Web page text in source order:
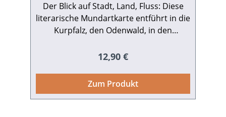
Der Blick auf Stadt, Land, Fluss: Diese
literarische Mundartkarte entführt in die
Kurpfalz, den Odenwald, in den
Nordschwarzwald. Anhand von
und Liedtexten im Dialekt. Historische
reizvollen Kontrast, manche
Regulärer Preis:
12,90 €
Zum Produkt